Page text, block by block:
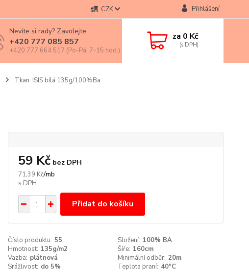
CZK Přihlášení
Nevíte si rady? Zavolejte.
+420 777 085 857
+420 777 664 517 (Po-Pá, 7-15 hod.)
za 0 Kč
Tkan. ISIS bílá 135g/100%Ba
71,39 Kč/mb
59 Kč bez DPH
Přidat do košíku
Číslo produktu: 55 Složení: 100% BA
Hmotnost: 135g/m2 Šíře: 160cm
Vazba: plátnová Minimální odběr: 20m
Srážlivost: do 5% Teplota praní: 40°C